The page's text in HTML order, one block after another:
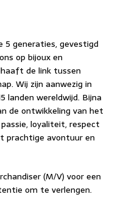
5 generaties, gevestigd
op bijoux en
de link tussen
Wij zijn aanwezig in
landen wereldwijd. Bijna
de ontwikkeling van het
loyaliteit, respect
prachtige avontuur en
(M/V) voor een
om te verlengen.